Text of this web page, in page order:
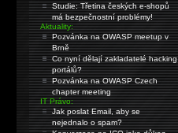
Studie: Třetina českých e-shopů
má bezpečnostní problémy!
Aktuality:
Pozvánka na OWASP meetup v
Brně
Co nyní dělají zakladatelé hacking
portálů?
Pozvánka na OWASP Czech
chapter meeting
IT Právo:
Jak poslat Email, aby se
nejednalo o spam?